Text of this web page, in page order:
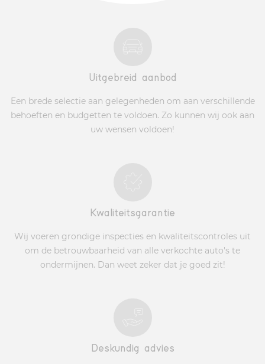
Uitgebreid aanbod
Een brede selectie aan gelegenheden om aan verschillende
behoeften en budgetten te voldoen. Zo kunnen wij ook aan
uw wensen voldoen!
Kwaliteitsgarantie
Wij voeren grondige inspecties en kwaliteitscontroles uit
om de betrouwbaarheid van alle verkochte auto's te
ondermijnen. Dan weet zeker dat je goed zit!
Deskundig advies